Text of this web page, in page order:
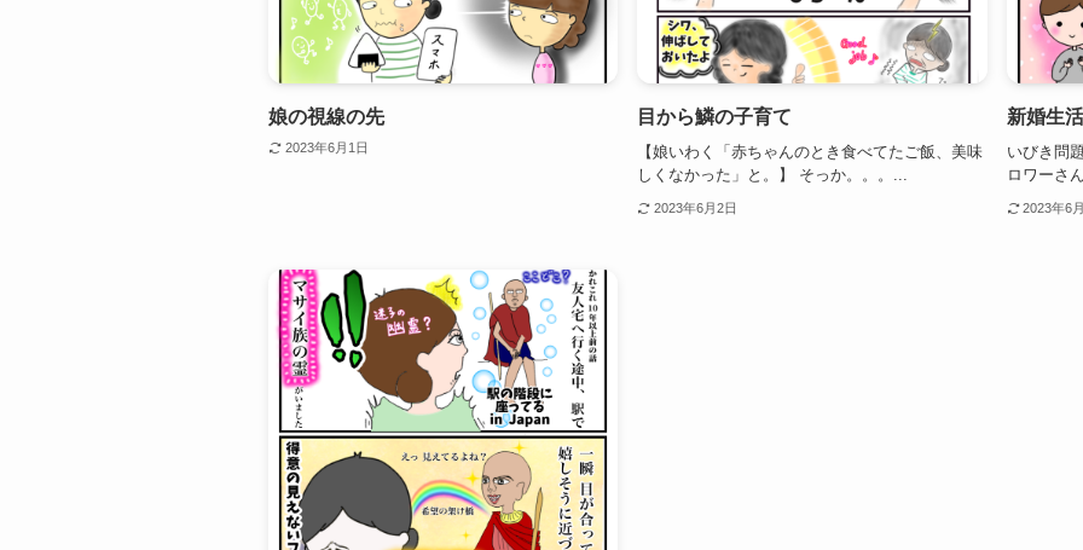
娘の視線の先
2023年6月1日
目から鱗の子育て
【娘いわく「赤ちゃんのとき食べてたご飯、美味
しくなかった」と。】 そっか。。。...
2023年6月2日
新婚生
いびき問
ロワーさ
2023年6